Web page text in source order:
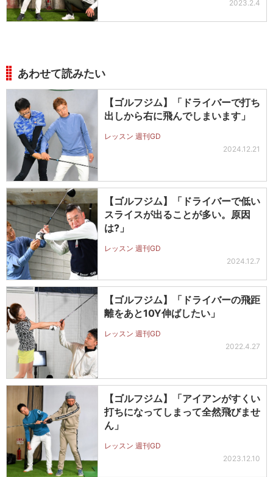
2023.2.4
あわせて読みたい
【ゴルフジム】「ドライバーで打ち
出しから右に飛んでしまいます」
レッスン 週刊GD
2024.12.21
【ゴルフジム】「ドライバーで低い
スライスが出ることが多い。原因
は?」
レッスン 週刊GD
2024.12.7
【ゴルフジム】「ドライバーの飛距
離をあと10Y伸ばしたい」
レッスン 週刊GD
2022.4.27
【ゴルフジム】「アイアンがすくい
打ちになってしまって全然飛びませ
ん」
レッスン 週刊GD
2023.12.10